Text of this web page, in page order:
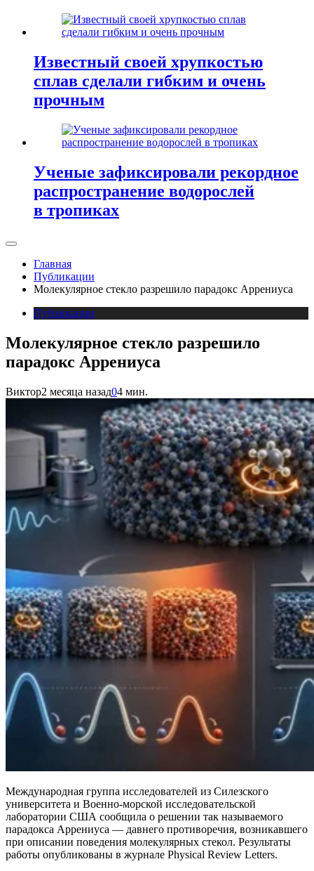
Известный своей хрупкостью
сплав сделали гибким и очень
прочным
Ученые зафиксировали рекордное
распространение водорослей
в тропиках
Главная
Публикации
Молекулярное стекло разрешило парадокс Аррениуса
Публикации
Молекулярное стекло разрешило
парадокс Аррениуса
Виктор2 месяца назад04 мин.
Международная группа исследователей из Силезского
университета и Военно-морской исследовательской
лаборатории США сообщила о решении так называемого
парадокса Аррениуса — давнего противоречия, возникавшего
при описании поведения молекулярных стекол. Результаты
работы опубликованы в журнале Physical Review Letters.